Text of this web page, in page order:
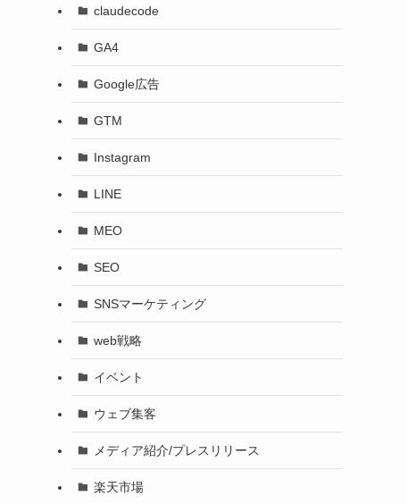
claudecode
GA4
Google広告
GTM
Instagram
LINE
MEO
SEO
SNSマーケティング
web戦略
イベント
ウェブ集客
メディア紹介/プレスリリース
楽天市場